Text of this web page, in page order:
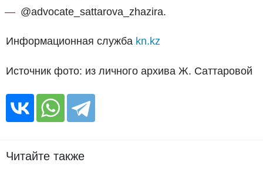
@advocate_sattarova_zhazira.
Информационная служба kn.kz
Источник фото: из личного архива Ж. Саттаровой
Читайте также